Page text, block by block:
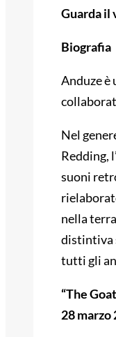
Guarda il
Biografia
Anduze è
Nel
Redding,
suoni
nella
distintiva
tutti gli
“The
28 marzo